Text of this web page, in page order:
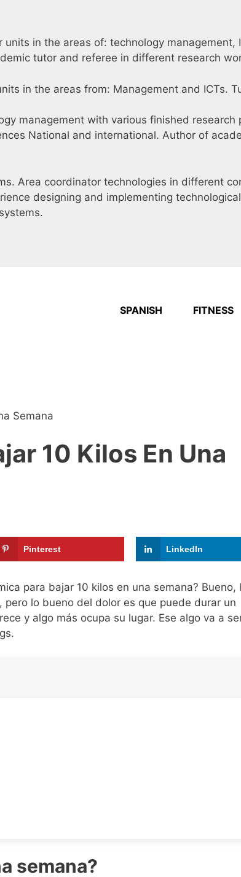
units in the areas of: technology
tutor and referee in different research
in the areas from: Management and ICTs.
management with various finished
National and international. Author of
Area coordinator technologies in different
designing and implementing
SPANISH FITNESS
Semana
10 Kilos En Una
Pinterest LinkedIn
para bajar 10 kilos en una semana? Bueno,
lo bueno del dolor es que puede durar un
y algo más ocupa su lugar. Ese algo va a
semana?